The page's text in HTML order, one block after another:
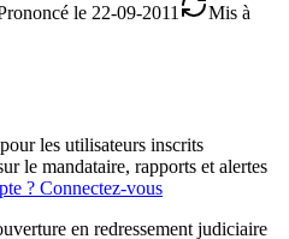
le 22-09-2011
Mis à
les utilisateurs inscrits
le mandataire, rapports et alertes
? Connectez-vous
en redressement judiciaire